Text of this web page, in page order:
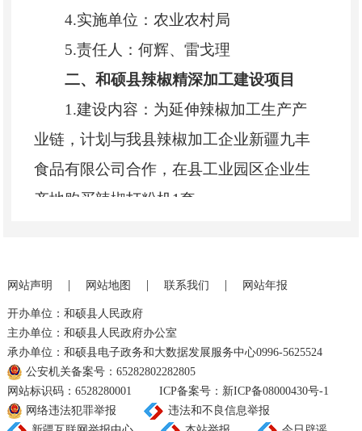
4.实施单位：农业农村局
5.责任人：何辉、雷戈理
二、和硕县辣椒精深加工建设项目
1.建设内容：为延伸辣椒加工生产产
业链，计划与我县辣椒加工企业新疆九丰
食品有限公司合作，在县工业园区企业生
产地购买辣椒打粉机1套。
元）
3.实施期限：2025年3月—12月
4.实施单位：塔哈其镇人民政府
5.责任人：乔龙巴图、艾力西尔•司马
义
网站声明 网站地图 联系我们 网站年报
开办单位：和硕县人民政府
主办单位：和硕县人民政府办公室
承办单位：和硕县电子政务和大数据发展服务中心0996-5625524
公安机关备案号：65282802282805
网站标识码：6528280001
ICP备案号：新ICP备08000430号-1
网络违法犯罪举报
违法和不良信息举报